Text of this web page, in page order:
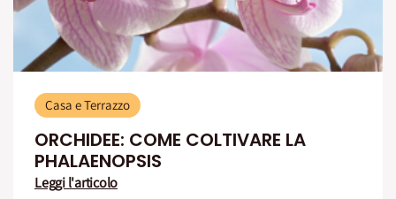
Casa e Terrazzo
ORCHIDEE: COME COLTIVARE LA
PHALAENOPSIS
Leggi l'articolo